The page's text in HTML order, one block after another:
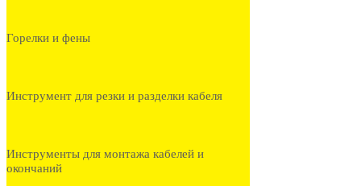
Горелки и фены
Инструмент для резки и разделки кабеля
Инструменты для монтажа кабелей и
окончаний